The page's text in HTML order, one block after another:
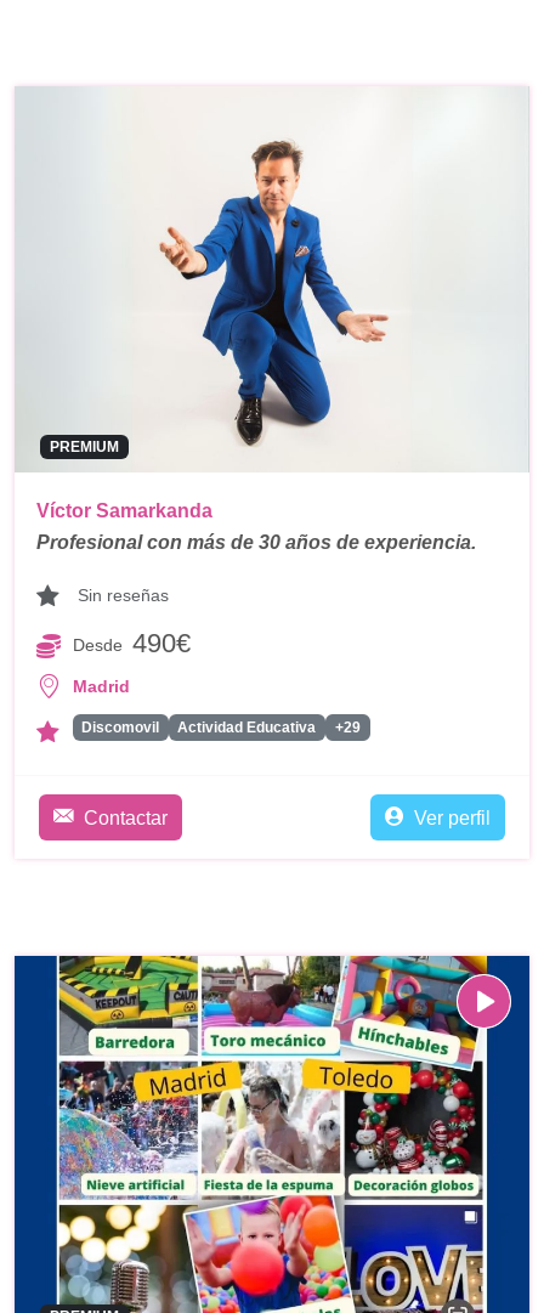
PREMIUM
Víctor Samarkanda
Profesional con más de 30 años de experiencia.
Sin reseñas
Desde 490€
Madrid
Discomovil Actividad Educativa +29
Contactar Ver perfil